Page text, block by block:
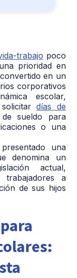
trabajo poco
prioridad en
en un
corporativos
escolar,
solicitardías de
sueldo para
o una
una
denomina un
actual,
a
de sus hijos